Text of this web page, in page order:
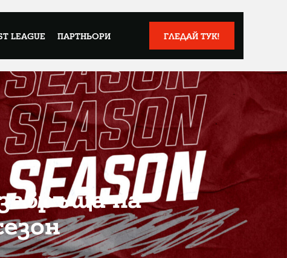
LEAGUE ПАРТНЬОРИ ГЛЕДАЙ ТУК!
на